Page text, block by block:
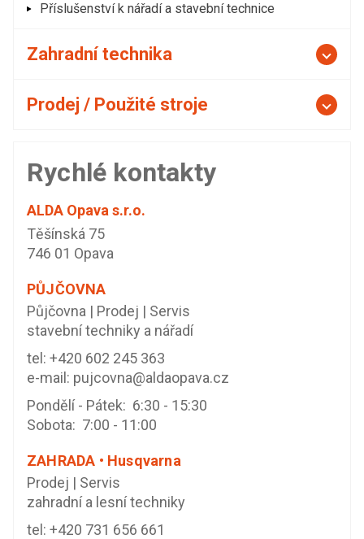
Příslušenství k nářadí a stavební technice
Zahradní technika
Prodej / Použité stroje
Rychlé kontakty
ALDA Opava s.r.o.
Těšínská 75
746 01 Opava
PŮJČOVNA
Půjčovna | Prodej | Servis
stavební techniky a nářadí
tel: +420 602 245 363
e-mail: pujcovna@aldaopava.cz
Pondělí - Pátek: 6:30 - 15:30
Sobota: 7:00 - 11:00
ZAHRADA • Husqvarna
Prodej | Servis
zahradní a lesní techniky
tel: +420 731 656 661